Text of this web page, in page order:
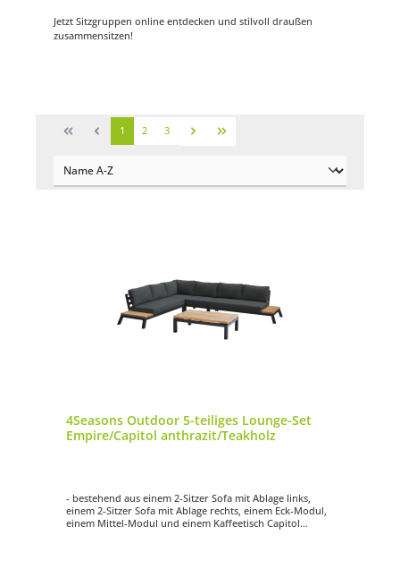
Jetzt Sitzgruppen online entdecken und stilvoll draußen
zusammensitzen!
1 2 3
4Seasons Outdoor 5-teiliges Lounge-Set
Empire/Capitol anthrazit/Teakholz
- bestehend aus einem 2-Sitzer Sofa mit Ablage links,
einem 2-Sitzer Sofa mit Ablage rechts, einem Eck-Modul,
einem Mittel-Modul und einem Kaffeetisch Capitol